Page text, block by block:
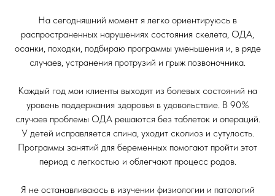
На сегодняшний момент я легко ориентируюсь в
распространенных нарушениях состояния скелета, ОДА,
осанки, походки, подбираю программы уменьшения и, в ряде
случаев, устранения протрузий и грыж позвоночника.
Каждый год мои клиенты выходят из болевых состояний на
уровень поддержания здоровья в удовольствие. В 90%
случаев проблемы ОДА решаются без таблеток и операций.
У детей исправляется спина, уходит сколиоз и сутулость.
Программы занятий для беременных помогают пройти этот
период с легкостью и облегчают процесс родов.
Я не останавливаюсь в изучении физиологии и патологий